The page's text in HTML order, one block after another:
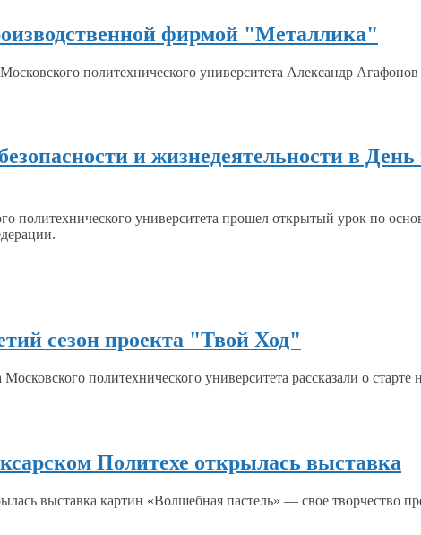
фирмой "Металлика"
политехнического университета Александр Агафонов
и жизнедеятельности в
политехнического университета прошел открытый урок по
сезон проекта "Твой Ход"
политехнического университета рассказали о старте
Политехе открылась выставка
выставка картин «Волшебная пастель» — свое творчество